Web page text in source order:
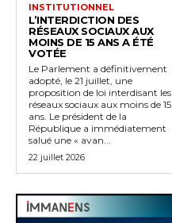
INSTITUTIONNEL
L’INTERDICTION DES
RÉSEAUX SOCIAUX AUX
MOINS DE 15 ANS A ÉTÉ
VOTÉE
Le Parlement a définitivement
adopté, le 21 juillet, une
proposition de loi interdisant les
réseaux sociaux aux moins de 15
ans. Le président de la
République a immédiatement
salué une « avan...
22 juillet 2026